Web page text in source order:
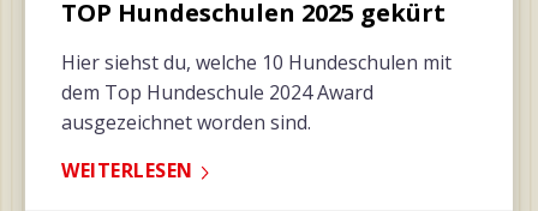
TOP Hundeschulen 2025 gekürt
Hier siehst du, welche 10 Hundeschulen mit
dem Top Hundeschule 2024 Award
ausgezeichnet worden sind.
WEITERLESEN